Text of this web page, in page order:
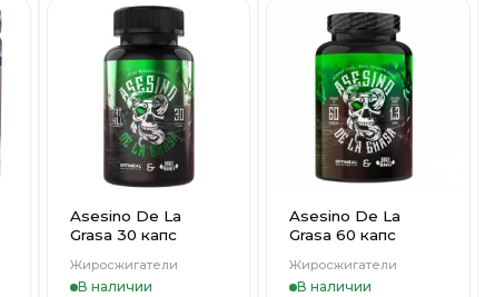
Опции
можно
выбрать
странице
товара.
Добавить
в
Вишлист
Asesino De La
Grasa 30 капс
Жиросжигатели
В наличии
Добавить
в
Вишлист
Asesino De La
Grasa 60 капс
Жиросжигатели
В наличии